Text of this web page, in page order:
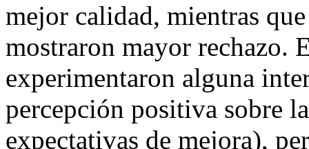
mejor calidad, mientras
mostraron mayor rechazo.
experimentaron alguna
percepción positiva sobre
expectativas de mejora),